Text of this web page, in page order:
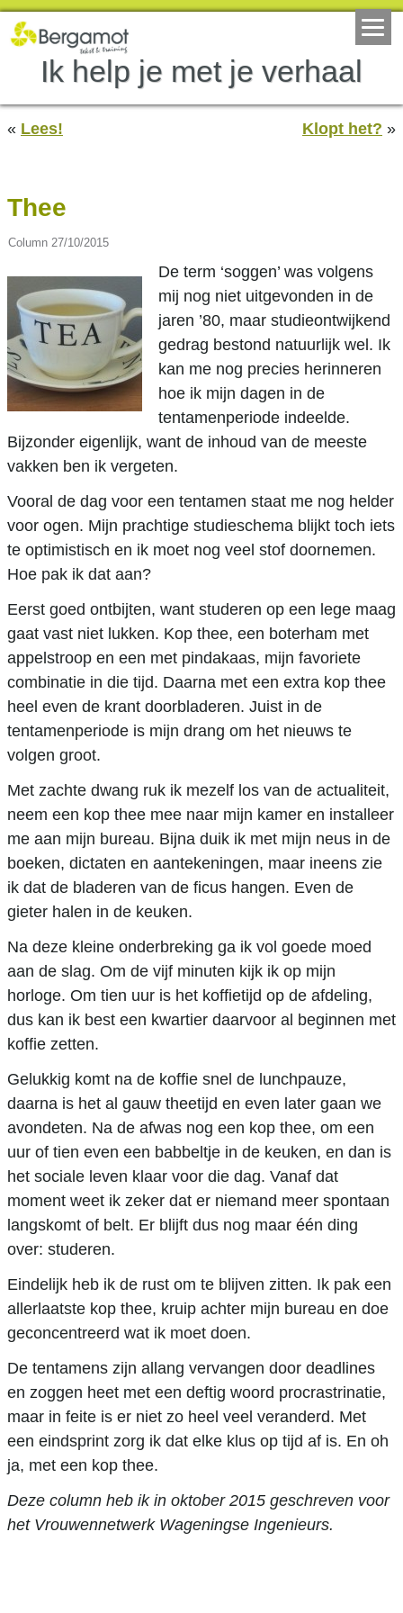
Ik help je met je verhaal
« Lees! Klopt het? »
Thee
Column 27/10/2015
De term ‘soggen’ was volgens
mij nog niet uitgevonden in de
jaren ’80, maar studieontwijkend
gedrag bestond natuurlijk wel. Ik
kan me nog precies herinneren
hoe ik mijn dagen in de
tentamenperiode indeelde.
Bijzonder eigenlijk, want de inhoud van de meeste
vakken ben ik vergeten.
Vooral de dag voor een tentamen staat me nog helder
voor ogen. Mijn prachtige studieschema blijkt toch iets
te optimistisch en ik moet nog veel stof doornemen.
Hoe pak ik dat aan?
Eerst goed ontbijten, want studeren op een lege maag
gaat vast niet lukken. Kop thee, een boterham met
appelstroop en een met pindakaas, mijn favoriete
combinatie in die tijd. Daarna met een extra kop thee
heel even de krant doorbladeren. Juist in de
tentamenperiode is mijn drang om het nieuws te
volgen groot.
Met zachte dwang ruk ik mezelf los van de actualiteit,
neem een kop thee mee naar mijn kamer en installeer
me aan mijn bureau. Bijna duik ik met mijn neus in de
boeken, dictaten en aantekeningen, maar ineens zie
ik dat de bladeren van de ficus hangen. Even de
gieter halen in de keuken.
Na deze kleine onderbreking ga ik vol goede moed
aan de slag. Om de vijf minuten kijk ik op mijn
horloge. Om tien uur is het koffietijd op de afdeling,
dus kan ik best een kwartier daarvoor al beginnen met
koffie zetten.
Gelukkig komt na de koffie snel de lunchpauze,
daarna is het al gauw theetijd en even later gaan we
avondeten. Na de afwas nog een kop thee, om een
uur of tien even een babbeltje in de keuken, en dan is
het sociale leven klaar voor die dag. Vanaf dat
moment weet ik zeker dat er niemand meer spontaan
langskomt of belt. Er blijft dus nog maar één ding
over: studeren.
Eindelijk heb ik de rust om te blijven zitten. Ik pak een
allerlaatste kop thee, kruip achter mijn bureau en doe
geconcentreerd wat ik moet doen.
De tentamens zijn allang vervangen door deadlines
en zoggen heet met een deftig woord procrastrinatie,
maar in feite is er niet zo heel veel veranderd. Met
een eindsprint zorg ik dat elke klus op tijd af is. En oh
ja, met een kop thee.
Deze column heb ik in oktober 2015 geschreven voor
het Vrouwennetwerk Wageningse Ingenieurs.